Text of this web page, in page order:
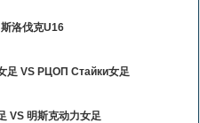
洛伐克U16
足 VS РЦОП Стайки女足
VS 明斯克动力女足